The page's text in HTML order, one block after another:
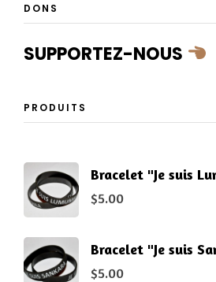
DONS
SUPPORTEZ-NOUS
PRODUITS
Bracelet "Je suis
$5.00
Bracelet "Je suis
$5.00